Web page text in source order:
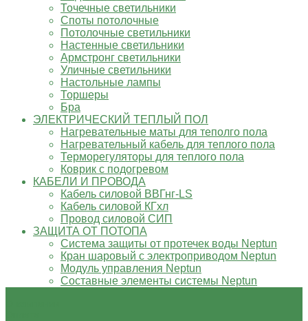
Точечные светильники
Споты потолочные
Потолочные светильники
Настенные светильники
Армстронг светильники
Уличные светильники
Настольные лампы
Торшеры
Бра
ЭЛЕКТРИЧЕСКИЙ ТЕПЛЫЙ ПОЛ
Нагревательные маты для теполго пола
Нагревательный кабель для теплого пола
Терморегуляторы для теплого пола
Коврик с подогревом
КАБЕЛИ И ПРОВОДА
Кабель силовой ВВГнг-LS
Кабель силовой КГхл
Провод силовой СИП
ЗАЩИТА ОТ ПОТОПА
Система защиты от протечек воды Neptun
Кран шаровый с электроприводом Neptun
Модуль управления Neptun
Составные элементы системы Neptun